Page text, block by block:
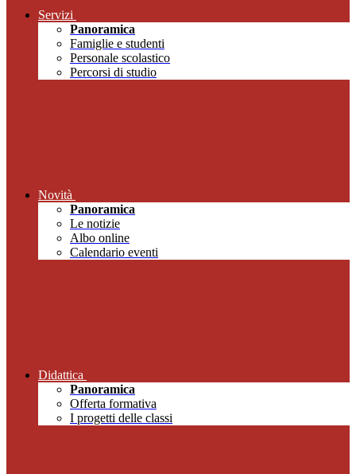
Servizi
Panoramica
Famiglie e studenti
Personale scolastico
Percorsi di studio
Novità
Panoramica
Le notizie
Albo online
Calendario eventi
Didattica
Panoramica
Offerta formativa
I progetti delle classi